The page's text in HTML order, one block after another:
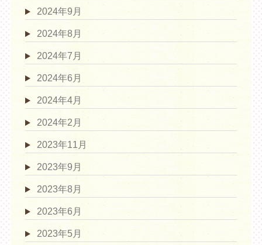
2024年9月
2024年8月
2024年7月
2024年6月
2024年4月
2024年2月
2023年11月
2023年9月
2023年8月
2023年6月
2023年5月